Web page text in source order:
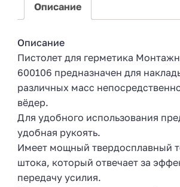
Описание
Описание
Пистолет для герметика
600106 предназначен для
различных масс
вёдер.
Для удобного использования
удобная рукоять.
Имеет мощный твердосплавный
штока, который отвечает за
передачу усилия.